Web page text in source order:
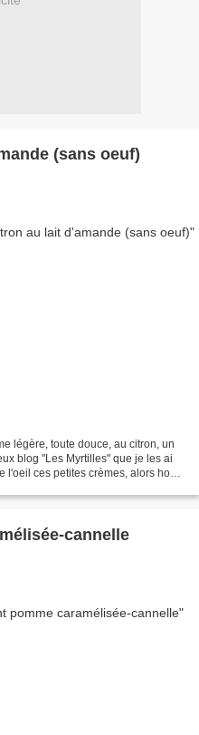
(sans oeuf)
légère, toute douce, au citron, un
blog "Les Myrtilles" que je les ai
l'oeil ces petites crèmes, alors hop!
cannelle